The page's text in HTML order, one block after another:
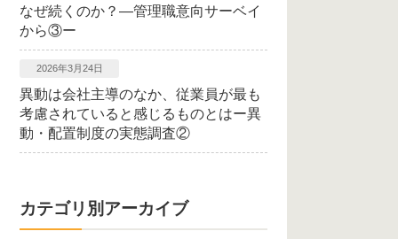
なぜ続くのか？―管理職意向サーベイ
から③ー
2026年3月24日
異動は会社主導のなか、従業員が最も
考慮されていると感じるものとはー異
動・配置制度の実態調査②
カテゴリ別アーカイブ